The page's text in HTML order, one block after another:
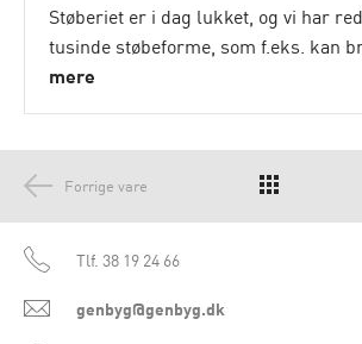
Støberiet er i dag lukket, og vi har
tusinde støbeforme, som f.eks. kan
mere
Forrige vare
Tlf. 38 19 24 66
genbyg@genbyg.dk